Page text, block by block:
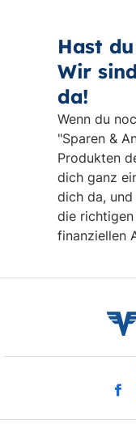
Hast
Wir
da!
Wenn du
"Sparen &
Produkten
dich ganz
dich da,
die
finanziellen